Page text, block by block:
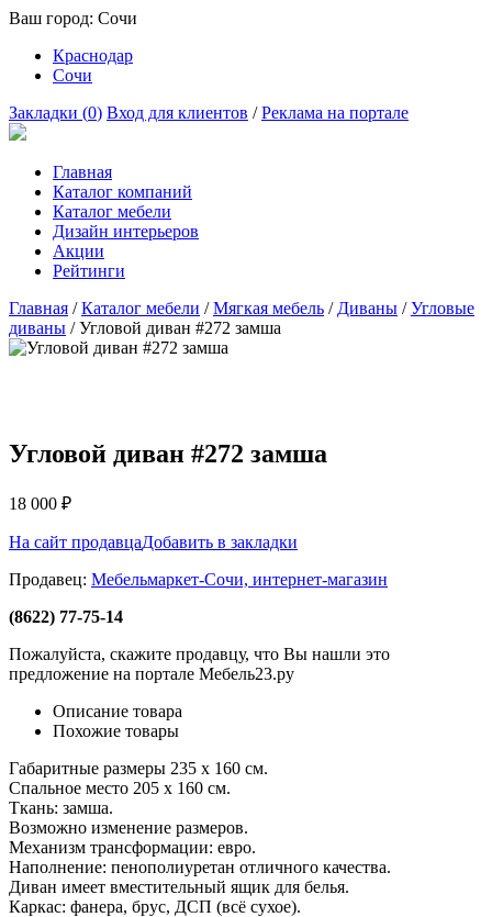
Ваш город: Сочи
Краснодар
Сочи
Закладки (0) Вход для клиентов /Реклама на портале
Главная
Каталог компаний
Каталог мебели
Дизайн интерьеров
Акции
Рейтинги
Главная /Каталог мебели /Мягкая мебель / Диваны /Угловые
диваны /Угловой диван #272 замша
Угловой диван #272 замша
18 000 ₽
На сайт продавцаДобавить в закладки
Продавец: Мебельмаркет-Сочи, интернет-магазин
(8622) 77-75-14
Пожалуйста, скажите продавцу, что Вы нашли это
предложение на портале Мебель23.ру
Описание товара
Похожие товары
Габаритные размеры 235 х 160 см.
Спальное место 205 х 160 см.
Ткань: замша.
Возможно изменение размеров.
Механизм трансформации: евро.
Наполнение: пенополиуретан отличного качества.
Диван имеет вместительный ящик для белья.
Каркас: фанера, брус, ДСП (всё сухое).